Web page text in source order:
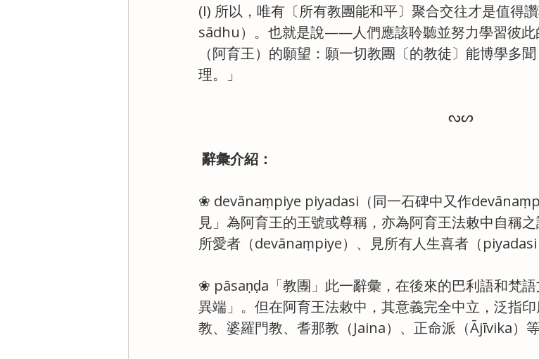
(I) 所以，唯有〔所有教團能和平〕聚合交往才是值得
sādhu）。也就是說——人們應該聆聽並努力學習彼此
（阿育王）的願望：願一切教團〔的教徒〕能博學多
理。」
ㅤㅤㅤㅤㅤㅤㅤㅤㅤ ᔓᔕ
辭彙介紹：
❀ devānaṃpiye piyadasi（同一石碑中又作
見」為阿育王的王號或尊稱，亦為阿育王法敕中自稱
所愛者（devānaṃpiye）、見所有人生喜者（piyadasi
❀ pāsaṇḍa「教團」此一辭彙，在後來的巴利語和梵語
異端」。但在阿育王法敕中，其意義完全中立，泛指
教、婆羅門教、耆那教（Jaina）、正命派（Ājīvika）等